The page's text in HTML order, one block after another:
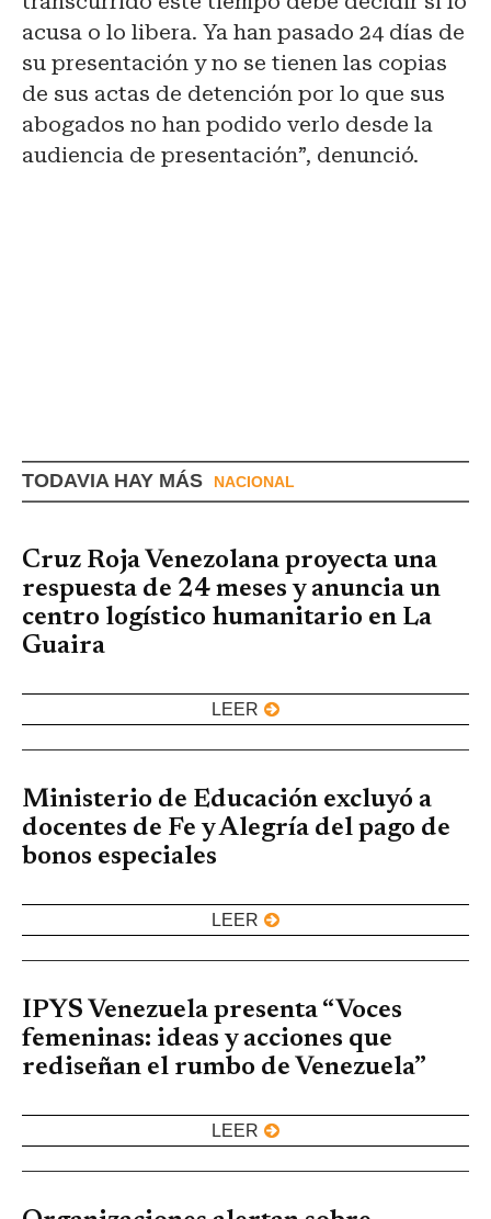
acusa o lo libera. Ya han pasado 24 días de
su presentación y no se tienen las copias
de sus actas de detención por lo que sus
abogados no han podido verlo desde la
audiencia de presentación”, denunció.
TODAVIA HAY MÁS NACIONAL
Cruz Roja Venezolana proyecta una
respuesta de 24 meses y anuncia un
centro logístico humanitario en La
Guaira
LEER
Ministerio de Educación excluyó a
docentes de Fe y Alegría del pago de
bonos especiales
LEER
IPYS Venezuela presenta “Voces
femeninas: ideas y acciones que
rediseñan el rumbo de Venezuela”
LEER